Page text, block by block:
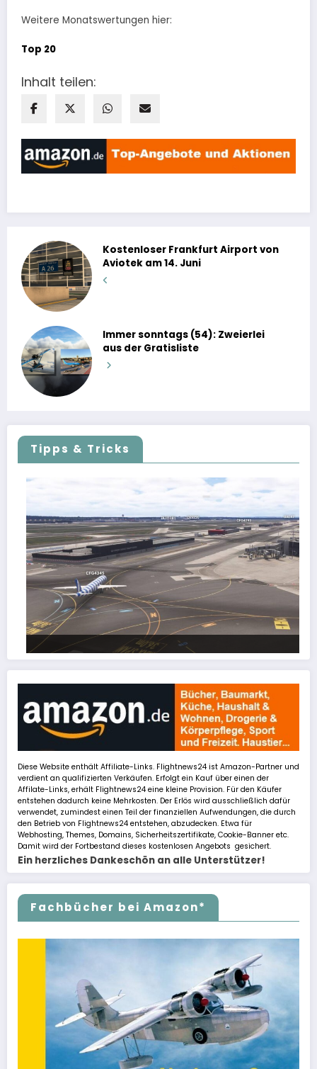
Weitere Monatswertungen hier:
Top 20
Inhalt teilen:
Kostenloser Frankfurt Airport von
Aviotek am 14. Juni
Immer sonntags (54): Zweierlei
aus der Gratisliste
Tipps & Tricks
FSLTL Traffic: Tipps und Tricks, damit es klappt!
Diese Website enthält Affiliate-Links. Flightnews24 ist Amazon-Partner und
verdient an qualifizierten Verkäufen. Erfolgt ein Kauf über einen der
Affilate-Links, erhält Flightnews24 eine kleine Provision. Für den Käufer
entstehen dadurch keine Mehrkosten. Der Erlös wird ausschließlich dafür
verwendet, zumindest einen Teil der finanziellen Aufwendungen, die durch
den Betrieb von Flightnews24 entstehen, abzudecken. Etwa für
Webhosting, Themes, Domains, Sicherheitszertifikate, Cookie-Banner etc.
Damit wird der Fortbestand dieses kostenlosen Angebots gesichert.
Ein herzliches Dankeschön an alle Unterstützer!
Fachbücher bei Amazon*